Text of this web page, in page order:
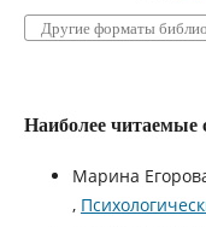
Другие форматы
Наиболее читаемые
Марина
,